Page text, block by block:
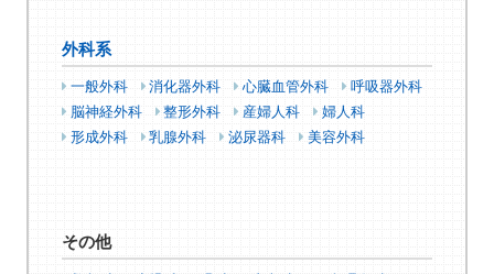
外科系
一般外科 消化器外科 心臓血管外科
呼吸器外科
脳神経外科
整形外科 産婦人科
婦人科
形成外科
乳腺外科 泌尿器科 美容外科
その他